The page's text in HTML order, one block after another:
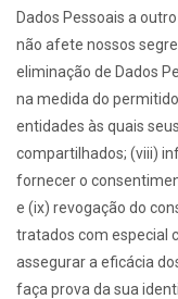
Dados Pessoais a
não afete nossos
eliminação de Dados
na medida do
entidades às quais
compartilhados; (viii)
fornecer o
e (ix) revogação do
tratados com especial
assegurar a eficácia
faça prova da sua